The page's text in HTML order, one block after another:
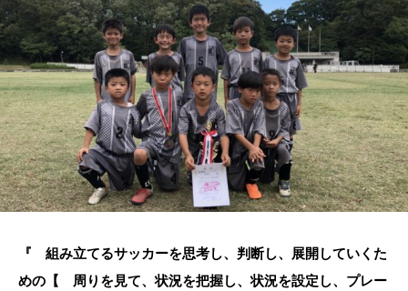
『 組み立てるサッカーを思考し、判断し、展開していくた
めの【 周りを見て、状況を把握し、状況を設定し、プレー